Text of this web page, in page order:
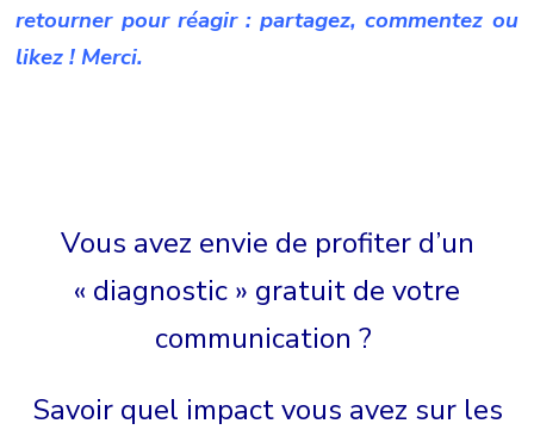
retourner pour réagir : partagez, commentez ou
likez ! Merci.
Vous avez envie de profiter d’un
« diagnostic » gratuit de votre
communication ?
Savoir quel impact vous avez sur les